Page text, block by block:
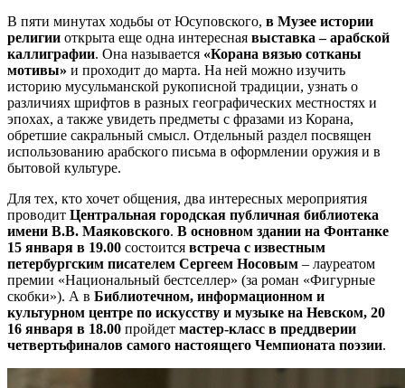
В пяти минутах ходьбы от Юсуповского, в Музее истории
религии открыта еще одна интересная выставка – арабской
каллиграфии. Она называется «Корана вязью сотканы
мотивы» и проходит до марта. На ней можно изучить
историю мусульманской рукописной традиции, узнать о
различиях шрифтов в разных географических местностях и
эпохах, а также увидеть предметы с фразами из Корана,
обретшие сакральный смысл. Отдельный раздел посвящен
использованию арабского письма в оформлении оружия и в
бытовой культуре.
Для тех, кто хочет общения, два интересных мероприятия
проводит Центральная городская публичная библиотека
имени В.В. Маяковского. В основном здании на Фонтанке
15 января в 19.00 состоится встреча с известным
петербургским писателем Сергеем Носовым – лауреатом
премии «Национальный бестселлер» (за роман «Фигурные
скобки»). А в Библиотечном, информационном и
культурном центре по искусству и музыке на Невском, 20
16 января в 18.00 пройдет мастер-класс в преддверии
четвертьфиналов самого настоящего Чемпионата поэзии.